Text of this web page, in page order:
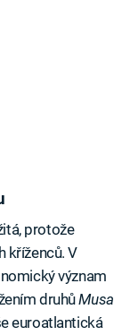
protože
kříženců. V
význam
druhůMusa
euroatlantická